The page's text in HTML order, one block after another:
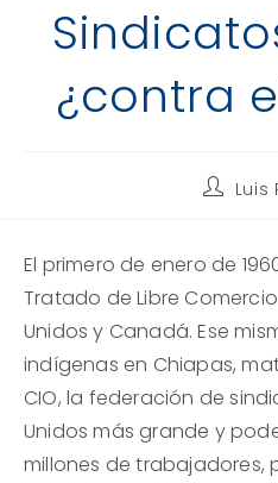
¿contra
Autor
entrada:
Luis
El primero de enero de
Tratado de Libre
Unidos y Canadá. Ese
indígenas en Chiapas,
CIO, la federación de
Unidos más grande y
millones de trabajadores,